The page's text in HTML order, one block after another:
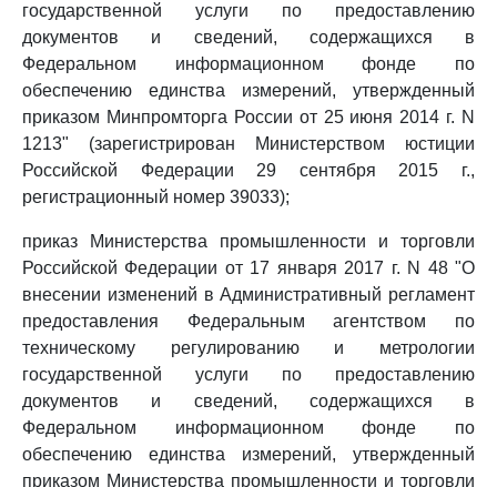
государственной услуги по предоставлению
документов и сведений, содержащихся в
Федеральном информационном фонде по
обеспечению единства измерений, утвержденный
приказом Минпромторга России от 25 июня 2014 г. N
1213" (зарегистрирован Министерством юстиции
Российской Федерации 29 сентября 2015 г.,
регистрационный номер 39033);
приказ Министерства промышленности и торговли
Российской Федерации от 17 января 2017 г. N 48 "О
внесении изменений в Административный регламент
предоставления Федеральным агентством по
техническому регулированию и метрологии
государственной услуги по предоставлению
документов и сведений, содержащихся в
Федеральном информационном фонде по
обеспечению единства измерений, утвержденный
приказом Министерства промышленности и торговли